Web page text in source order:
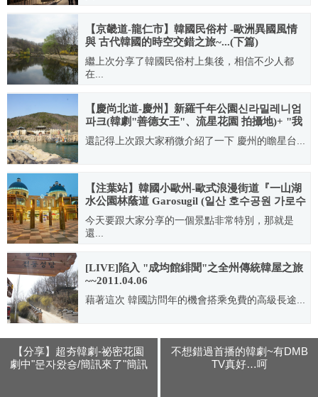
2011.11.24
【京畿道-龍仁市】韓國民俗村 -歐洲異國風情
與 古代韓國的時空交錯之旅~...(下篇)
繼上次分享了韓國民俗村上集後，相信不少人都
在...
2012.05.26
【慶尚北道-慶州】新羅千年公園신라밀레니엄
파크(韓劇"善德女王"、流星花園 拍攝地)+ "我
們結婚了"出演地
還記得上次跟大家稍微介紹了一下 慶州的瞻星台...
2011.05.01
【注葉站】韓國小歐州-歐式浪漫街道『一山湖
水公園林蔭道 Garosugil (일산 호수공원 가로수
길)』絕美異國風打卡熱點
今天要跟大家分享的一個景點非常特別，那就是
還...
2020.06.08
[LIVE]陷入 "成均館緋聞"之全州傳統韓屋之旅
~~2011.04.06
藉著這次 韓國訪問年的機會搭乘免費的高級長途...
【分享】超夯韓劇-祕密花園
劇中"문자왔숑/簡訊來了"簡訊
不想錯過首播的韓劇~有DMB
TV真好…呵